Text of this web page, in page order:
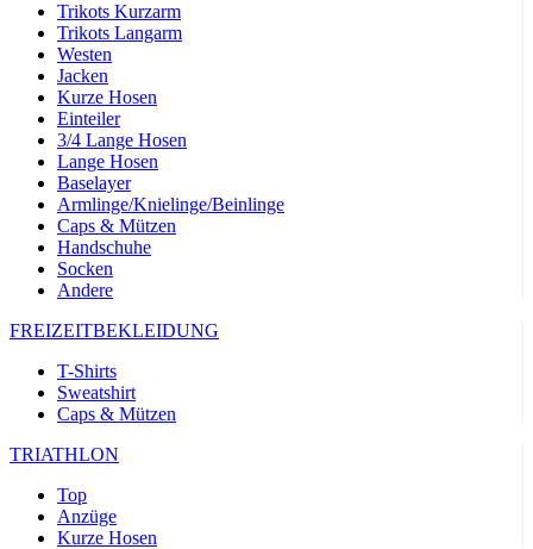
Trikots Kurzarm
Trikots Langarm
Westen
Jacken
Kurze Hosen
Einteiler
3/4 Lange Hosen
Lange Hosen
Baselayer
Armlinge/Knielinge/Beinlinge
Caps & Mützen
Handschuhe
Socken
Andere
FREIZEITBEKLEIDUNG
T-Shirts
Sweatshirt
Caps & Mützen
TRIATHLON
Top
Anzüge
Kurze Hosen